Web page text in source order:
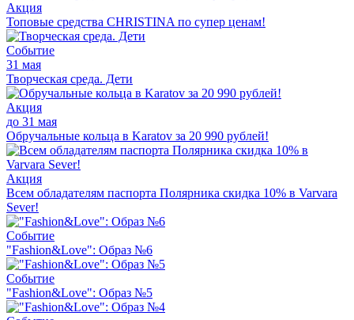
Акция
Топовые средства CHRISTINA по супер ценам!
Событие
31 мая
Творческая среда. Дети
Акция
до 31 мая
Обручальные кольца в Karatov за 20 990 рублей!
Акция
Всем обладателям паспорта Полярника скидка 10% в Varvara
Sever!
Событие
"Fashion&Love": Образ №6
Событие
"Fashion&Love": Образ №5